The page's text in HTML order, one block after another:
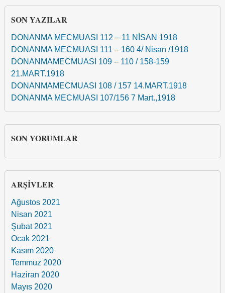
SON YAZILAR
DONANMA MECMUASI 112 – 11 NİSAN 1918
DONANMA MECMUASI 111 – 160 4/ Nisan /1918
DONANMAMECMUASI 109 – 110 / 158-159
21.MART.1918
DONANMAMECMUASI 108 / 157 14.MART.1918
DONANMA MECMUASI 107/156 7 Mart.,1918
SON YORUMLAR
ARŞIVLER
Ağustos 2021
Nisan 2021
Şubat 2021
Ocak 2021
Kasım 2020
Temmuz 2020
Haziran 2020
Mayıs 2020